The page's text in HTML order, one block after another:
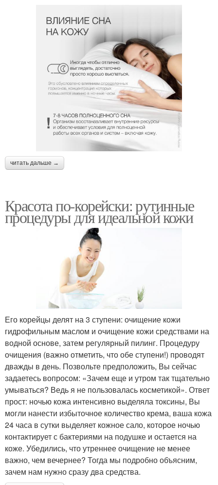
читать дальше →
Красота по-корейски: рутинные
процедуры для идеальной кожи
Его корейцы делят на 3 ступени: очищение кожи
гидрофильным маслом и очищение кожи средствами на
водной основе, затем регулярный пилинг. Процедуру
очищения (важно отметить, что обе ступени!) проводят
дважды в день. Позвольте предположить, Вы сейчас
задаетесь вопросом: «Зачем еще и утром так тщательно
умываться? Ведь я не пользовалась косметикой». Ответ
прост: ночью кожа интенсивно выделяла токсины, Вы
могли нанести избыточное количество крема, ваша кожа
24 часа в сутки выделяет кожное сало, которое ночью
контактирует с бактериями на подушке и остается на
коже. Убедились, что утреннее очищение не менее
важно, чем вечернее? Тогда мы подробно объясним,
зачем нам нужно сразу два средства.